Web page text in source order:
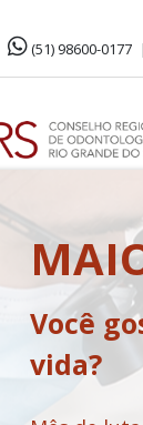
(51) 98600-0177 |
Você
vida?